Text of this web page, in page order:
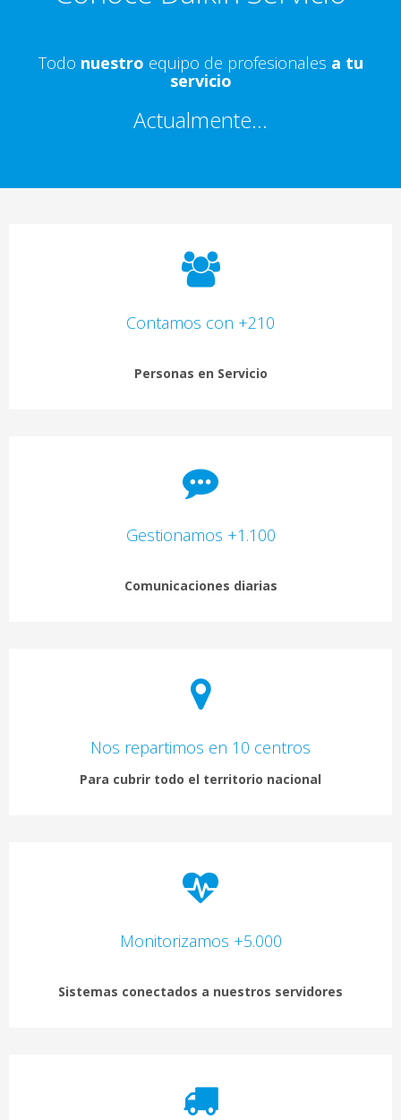
Todo nuestro equipo de profesionales a tu
servicio
Actualmente...
Contamos con +210
Personas en Servicio
Gestionamos +1.100
Comunicaciones diarias
Nos repartimos en 10 centros
Para cubrir todo el territorio nacional
Monitorizamos +5.000
Sistemas conectados a nuestros servidores